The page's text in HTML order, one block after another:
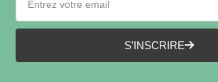
S'INSCRIRE